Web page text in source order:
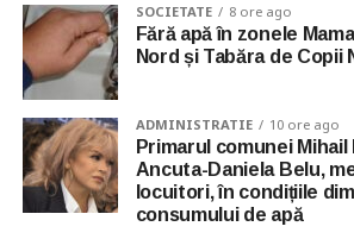
SOCIETATE 8 ore ago
Fără apă în zonele
Nord și Tabăra de Copii
ADMINISTRATIE 10 ore ago
Primarul comunei
Ancuta-Daniela Belu,
locuitori, în condițiile
consumului de apă